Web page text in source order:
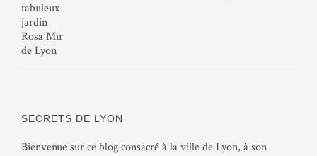
SECRETS DE LYON
Bienvenue sur ce blog consacré à la ville de Lyon, à son